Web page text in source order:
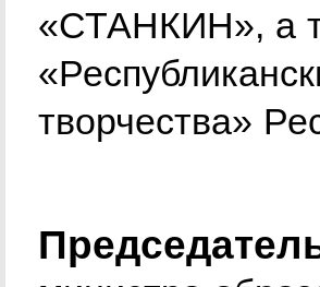
«СТАНКИН», а
творчества»